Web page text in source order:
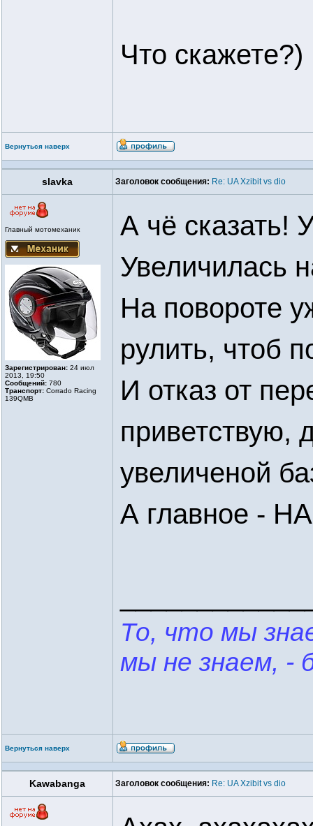
Что скажете?)
Вернуться наверх
slavka Заголовок сообщения: Re: UA Xzibit vs dio
Главный мотомеханик
Зарегистрирован: 24 июл
2013, 19:50
Сообщений: 780
Транспорт: Corrado Racing
139QMB
А чё сказать!
Увеличилась
На повороте
рулить, чтоб
И отказ от
приветствую,
увеличеной
А главное -
То, что мы
мы не знаем, -
Вернуться наверх
Kawabanga Заголовок сообщения: Re: UA Xzibit vs dio